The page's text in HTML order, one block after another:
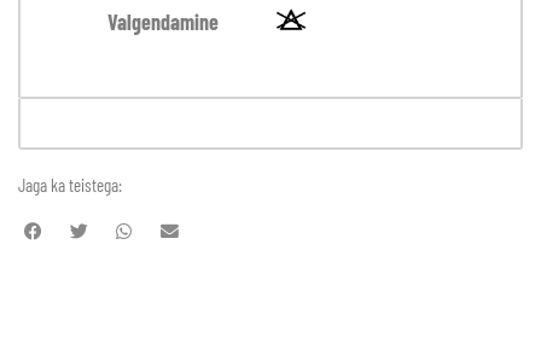
Valgendamine
Jaga ka teistega: